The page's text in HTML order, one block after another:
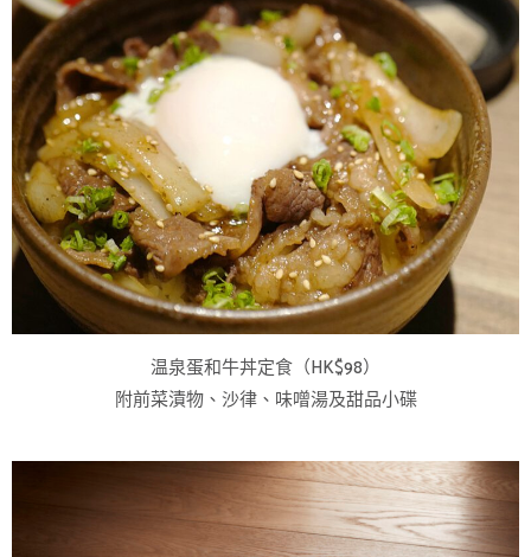
温泉蛋和牛丼定食（HK$98）
附前菜漬物、沙律、味噌湯及甜品小碟